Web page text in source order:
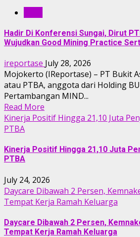
Hadir Di Konferensi Sungai, Dirut
Wujudkan Good Mining Practice
ireportase July 28, 2026
Mojokerto (IReportase) – PT Bukit
atau PTBA, anggota dari Holding
Pertambangan MIND...
Read More
Kinerja Positif Hingga 21,10 Juta
PTBA
Kinerja Positif Hingga 21,10 Juta
PTBA
July 24, 2026
Daycare Dibawah 2 Persen,
Tempat Kerja Ramah Keluarga
Daycare Dibawah 2 Persen,
Tempat Kerja Ramah Keluarga